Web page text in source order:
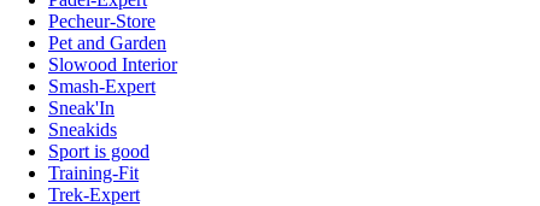
Pecheur-Store
Pet and Garden
Slowood Interior
Smash-Expert
Sneak'In
Sneakids
Sport is good
Training-Fit
Trek-Expert